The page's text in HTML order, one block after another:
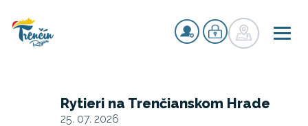
Rytieri na Trenčianskom Hrade
25. 07. 2026